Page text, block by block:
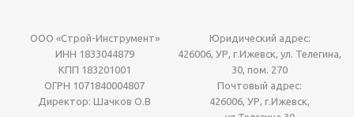
ООО «Строй-Инструмент»
ИНН 1833044879
КПП 183201001
ОГРН 1071840004807
Директор: Шачков О.В
Юридический адрес:
426006, УР, г.Ижевск, ул. Телегина,
30, пом. 270
Почтовый адрес:
426006, УР, г.Ижевск,